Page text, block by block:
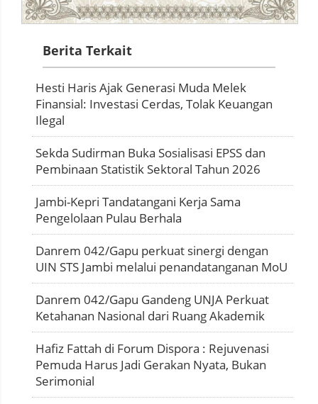
Berita Terkait
Hesti Haris Ajak Generasi Muda Melek
Finansial: Investasi Cerdas, Tolak Keuangan
Ilegal
Sekda Sudirman Buka Sosialisasi EPSS dan
Pembinaan Statistik Sektoral Tahun 2026
Jambi-Kepri Tandatangani Kerja Sama
Pengelolaan Pulau Berhala
Danrem 042/Gapu perkuat sinergi dengan
UIN STS Jambi melalui penandatanganan MoU
Danrem 042/Gapu Gandeng UNJA Perkuat
Ketahanan Nasional dari Ruang Akademik
Hafiz Fattah di Forum Dispora : Rejuvenasi
Pemuda Harus Jadi Gerakan Nyata, Bukan
Serimonial